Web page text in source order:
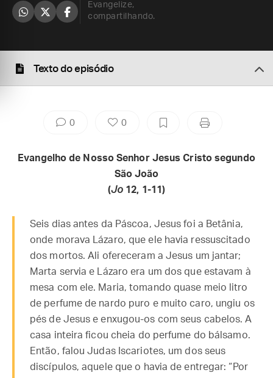
Evangelize,
compartilhando.
Texto do episódio
0 0
Evangelho de Nosso Senhor Jesus Cristo segundo
São João
(Jo 12, 1-11)
Seis dias antes da Páscoa, Jesus foi a Betânia,
onde morava Lázaro, que ele havia ressuscitado
dos mortos. Ali ofereceram a Jesus um jantar;
Marta servia e Lázaro era um dos que estavam à
mesa com ele. Maria, tomando quase meio litro
de perfume de nardo puro e muito caro, ungiu os
pés de Jesus e enxugou-os com seus cabelos. A
casa inteira ficou cheia do perfume do bálsamo.
Então, falou Judas Iscariotes, um dos seus
discípulos, aquele que o havia de entregar: “Por